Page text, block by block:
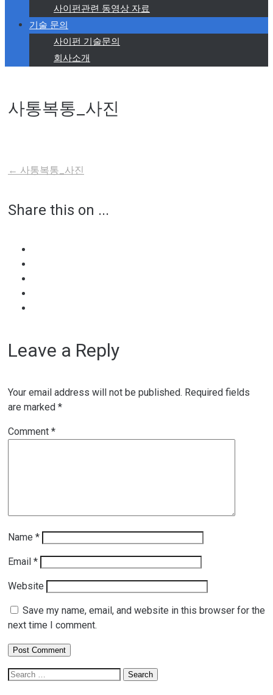
사이펀관련 동영상 자료
기술 문의
사이펀 기술문의
회사소개
사통복통_사진
navigation
← 사통복통_사진
Share this on ...
Leave a Reply
Your email address will not be published. Required fields
are marked *
Comment *
Name *
Email *
Website
Save my name, email, and website in this browser for the
next time I comment.
Search